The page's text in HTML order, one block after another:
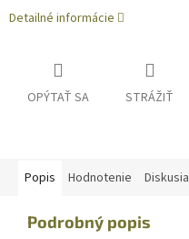
Detailné informácie
OPÝTAŤ SA STRÁŽIŤ
Popis Hodnotenie Diskusia
Podrobný popis